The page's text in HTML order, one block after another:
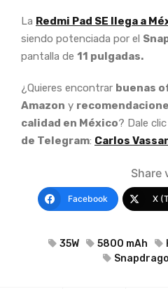
La Redmi Pad SE llega a
siendo potenciada por el
pantalla de 11 pulgadas.
¿Quieres encontrar buenas
Amazon y
calidad en México? Dale clic
de Telegram: Carlos
Share
Facebook X
35W 5800 mAh